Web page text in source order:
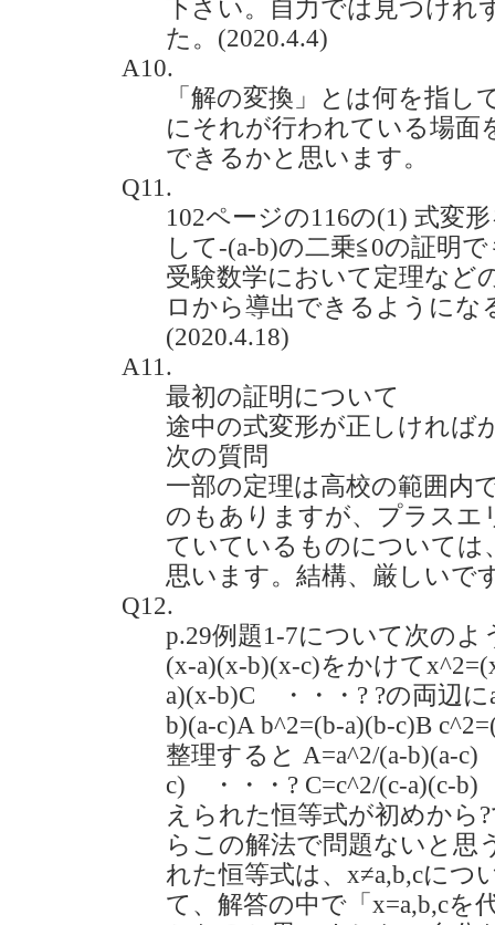
下さい。自力では見つけれ
た。(2020.4.4)
A10.
「解の変換」とは何を指
にそれが行われている場面
できるかと思います。
Q11.
102ページの116の(1) 式変
して-(a-b)の二乗≦0の証明
受験数学において定理など
ロから導出できるようにな
(2020.4.18)
A11.
最初の証明について
途中の式変形が正しければ
次の質問
一部の定理は高校の範囲内
のもありますが、プラスエ
ていているものについては
思います。結構、厳しいで
Q12.
p.29例題1-7について次の
(x-a)(x-b)(x-c)をかけて
a)(x-b)C ・・・? ?の両辺に
b)(a-c)A b^2=(b-a)(b-c)B
整理すると A=a^2/(a-b)(a-
c) ・・・? C=c^2/(c-a)(c-
えられた恒等式が初めから
らこの解法で問題ないと思
れた恒等式は、x≠a,b,cにつ
て、解答の中で「x=a,b,cを